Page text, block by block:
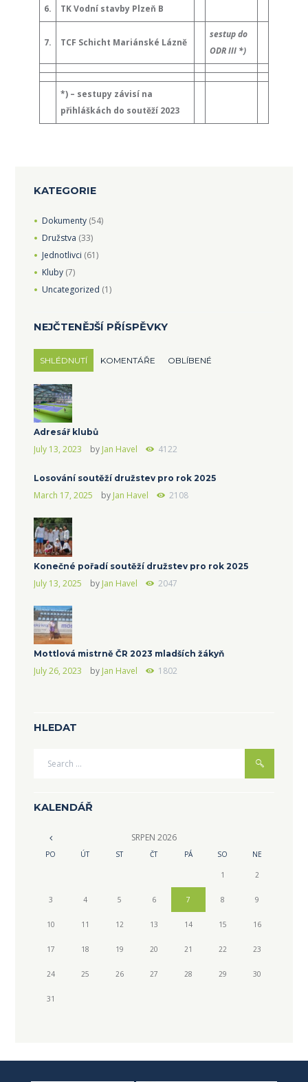
6. TK Vodní stavby Plzeň B
7. TCF Schicht Mariánské Lázně
sestup do
ODR III *)
*) – sestupy závisí na
přihláškách do soutěží 2023
KATEGORIE
Dokumenty(54)
Družstva (33)
Jednotlivci (61)
Kluby(7)
Uncategorized (1)
NEJČTENĚJŠÍ PŘÍSPĚVKY
SHLÉDNUTÍ KOMENTÁŘE OBLÍBENÉ
Adresář klubů
July 13, 2023 by Jan Havel 4122
Losování soutěží družstev pro rok 2025
March 17, 2025 by Jan Havel 2108
Konečné pořadí soutěží družstev pro rok 2025
July 13, 2025 by Jan Havel 2047
Mottlová mistrně ČR 2023 mladších žákyň
July 26, 2023 by Jan Havel 1802
HLEDAT
KALENDÁŘ
SRPEN 2026
PO ÚT ST ČT PÁ SO NE
1 2
3 4 5 6 7 8 9
10 11 12 13 14 15 16
17 18 19 20 21 22 23
24 25 26 27 28 29 30
31